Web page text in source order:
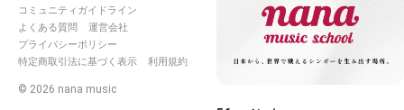
コミュニティガイドライン
よくある質問
運営会社
プライバシーポリシー
特定商取引法に基づく表示
利用規約
© 2026 nana music
人(てんかびと)
下克上(げこくじょう)の果